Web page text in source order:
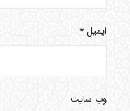
ایمیل*
وب‌ سایت